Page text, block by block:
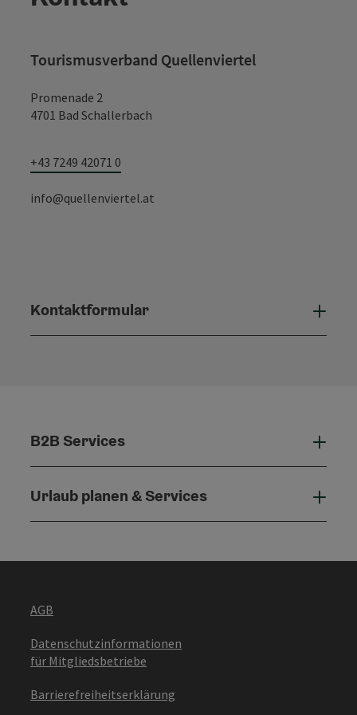
Tourismusverband Quellenviertel
Promenade 2
4701 Bad Schallerbach
+43 7249 42071 0
info@quellenviertel.at
Kontaktformular
B2B Services
Urlaub planen & Services
AGB
Datenschutzinformationen
für Mitgliedsbetriebe
Barrierefreiheitserklärung